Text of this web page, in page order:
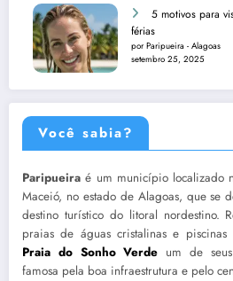
5 motivos para
férias
por Paripueira - Alagoas
setembro 25, 2025
Você sabia?
Paripueira é um município localizado
Maceió, no estado de Alagoas, que se
destino turístico do litoral nordestino.
praias de águas cristalinas e
Praia do Sonho Verde um de
famosa pela boa infraestrutura e pelo